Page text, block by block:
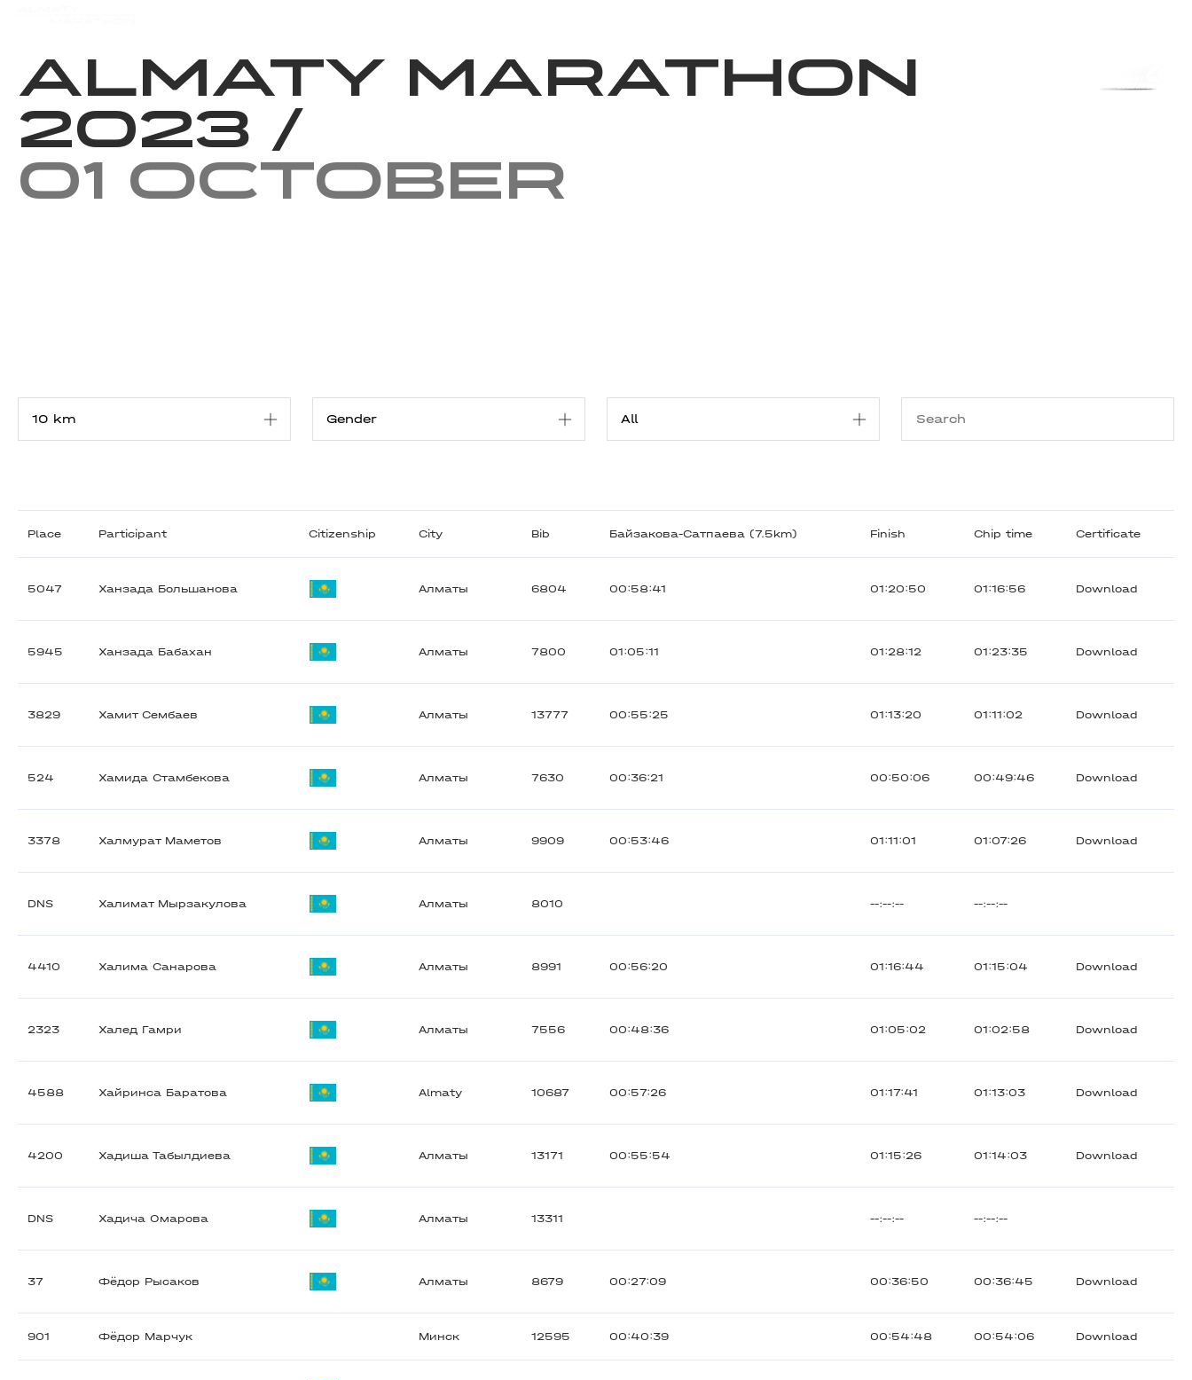
Almaty marathon
2023 /
01 October
Place Participant Citizenship City Bib Байзакова-Сатпаева (7.5km) Finish Chip time Certificate
5047 Ханзада Большанова Алматы 6804 00:58:41 01:20:50 01:16:56 Download
5945 Ханзада Бабахан Алматы 7800 01:05:11 01:28:12 01:23:35 Download
3829 Хамит Сембаев Алматы 13777 00:55:25 01:13:20 01:11:02 Download
524 Хамида Стамбекова Алматы 7630 00:36:21 00:50:06 00:49:46 Download
3378 Халмурат Маметов Алматы 9909 00:53:46 01:11:01 01:07:26 Download
DNS Халимат Мырзакулова Алматы 8010 --:--:-- --:--:--
4410 Халима Санарова Алматы 8991 00:56:20 01:16:44 01:15:04 Download
2323 Халед Гамри Алматы 7556 00:48:36 01:05:02 01:02:58 Download
4588 Хайринса Баратова Almaty 10687 00:57:26 01:17:41 01:13:03 Download
4200 Хадиша Табылдиева Алматы 13171 00:55:54 01:15:26 01:14:03 Download
DNS Хадича Омарова Алматы 13311 --:--:-- --:--:--
37 Фёдор Рысаков Алматы 8679 00:27:09 00:36:50 00:36:45 Download
901 Фёдор Марчук Минск 12595 00:40:39 00:54:48 00:54:06 Download